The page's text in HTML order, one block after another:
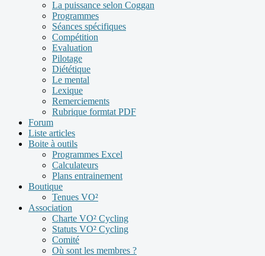
La puissance selon Coggan
Programmes
Séances spécifiques
Compétition
Evaluation
Pilotage
Diététique
Le mental
Lexique
Remerciements
Rubrique formtat PDF
Forum
Liste articles
Boite à outils
Programmes Excel
Calculateurs
Plans entrainement
Boutique
Tenues VO²
Association
Charte VO² Cycling
Statuts VO² Cycling
Comité
Où sont les membres ?